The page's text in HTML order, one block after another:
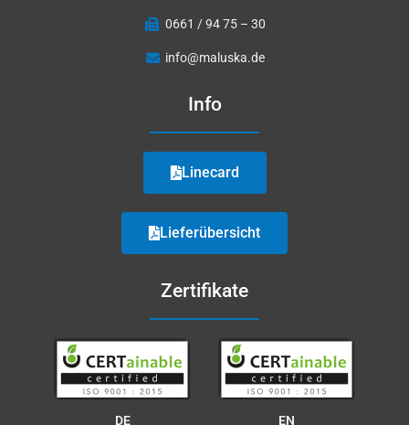
0661 / 94 75 – 30
info@maluska.de
Info
Linecard
Lieferübersicht
Zertifikate
DE EN